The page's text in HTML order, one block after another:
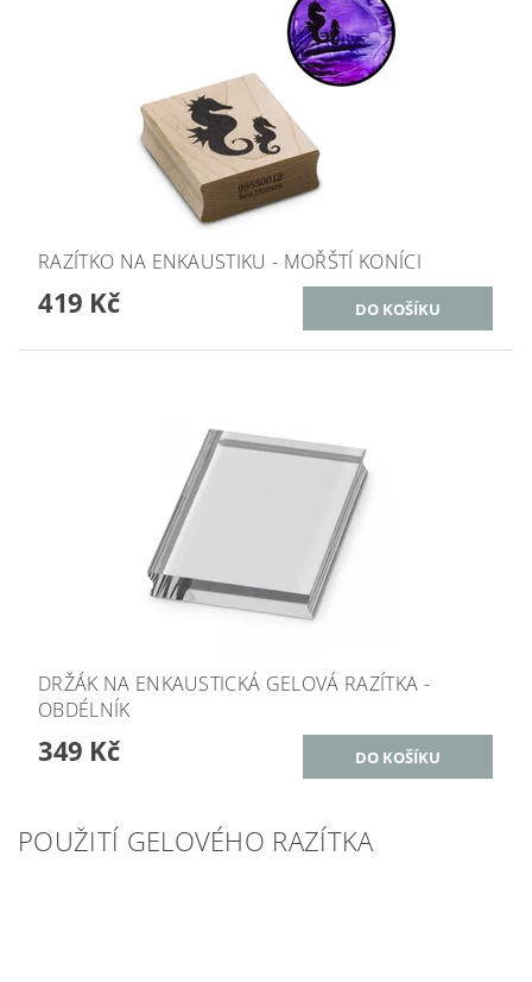
RAZÍTKO NA ENKAUSTIKU - MOŘŠTÍ KONÍCI
419 Kč
DRŽÁK NA ENKAUSTICKÁ GELOVÁ RAZÍTKA -
OBDÉLNÍK
349 Kč
POUŽITÍ GELOVÉHO RAZÍTKA